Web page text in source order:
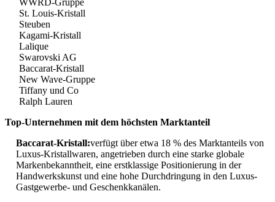
WWRD-Gruppe
St. Louis-Kristall
Steuben
Kagami-Kristall
Lalique
Swarovski AG
Baccarat-Kristall
New Wave-Gruppe
Tiffany und Co
Ralph Lauren
Top-Unternehmen mit dem höchsten Marktanteil
Baccarat-Kristall:verfügt über etwa 18 % des Marktanteils von
Luxus-Kristallwaren, angetrieben durch eine starke globale
Markenbekanntheit, eine erstklassige Positionierung in der
Handwerkskunst und eine hohe Durchdringung in den Luxus-
Gastgewerbe- und Geschenkkanälen.